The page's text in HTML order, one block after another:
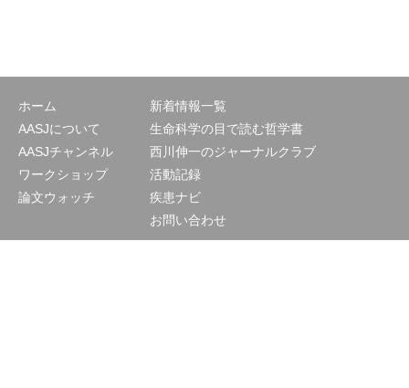
ホーム
AASJについて
AASJチャンネル
ワークショップ
論文ウォッチ
新着情報一覧
生命科学の目で読む哲学書
西川伸一のジャーナルクラブ
活動記録
疾患ナビ
お問い合わせ